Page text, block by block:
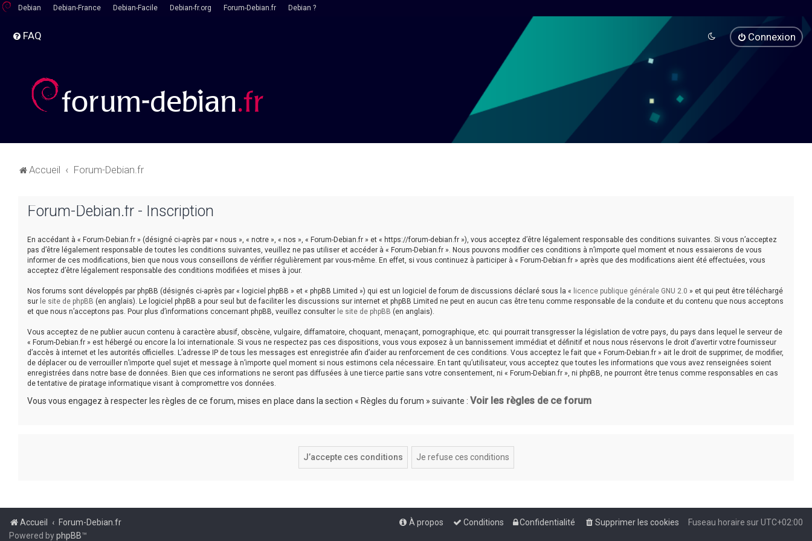
Debian Debian-France Debian-Facile Debian-fr.org Forum-Debian.fr Debian ?
FAQ Connexion
Accueil Forum-Debian.fr
Forum-Debian.fr - Inscription
En accédant à « Forum-Debian.fr » (désigné ci-après par « nous », « notre », « nos », « Forum-Debian.fr » et « https://forum-debian.fr »), vous acceptez d’être légalement responsable des conditions suivantes. Si vous n’acceptez
pas d’être légalement responsable de toutes les conditions suivantes, veuillez ne pas utiliser et accéder à « Forum-Debian.fr ». Nous pouvons modifier ces conditions à n’importe quel moment et nous essaierons de vous
informer de ces modifications, bien que nous vous conseillons de vérifier régulièrement par vous-même. En effet, si vous continuez à participer à « Forum-Debian.fr » après que des modifications aient été effectuées, vous
acceptez d’être légalement responsable des conditions modifiées et mises à jour.
Nos forums sont développés par phpBB (désignés ci-après par « logiciel phpBB » et « phpBB Limited ») qui est un logiciel de forum de discussions déclaré sous la « licence publique générale GNU 2.0 » et qui peut être téléchargé
sur le site de phpBB (en anglais). Le logiciel phpBB a pour seul but de faciliter les discussions sur internet et phpBB Limited ne peut en aucun cas être tenu comme responsable de la conduite et du contenu que nous acceptons
et que nous n’acceptons pas. Pour plus d’informations concernant phpBB, veuillez consulter le site de phpBB (en anglais).
Vous acceptez de ne publier aucun contenu à caractère abusif, obscène, vulgaire, diffamatoire, choquant, menaçant, pornographique, etc. qui pourrait transgresser la législation de votre pays, du pays dans lequel le serveur de
« Forum-Debian.fr » est hébergé ou encore la loi internationale. Si vous ne respectez pas ces dispositions, vous vous exposez à un bannissement immédiat et définitif et nous nous réservons le droit d’avertir votre fournisseur
d’accès à internet et les autorités officielles. L’adresse IP de tous les messages est enregistrée afin d’aider au renforcement de ces conditions. Vous acceptez le fait que « Forum-Debian.fr » ait le droit de supprimer, de modifier,
de déplacer ou de verrouiller n’importe quel sujet et message à n’importe quel moment si nous estimons cela nécessaire. En tant qu’utilisateur, vous acceptez que toutes les informations que vous avez renseignées soient
enregistrées dans notre base de données. Bien que ces informations ne seront pas diffusées à une tierce partie sans votre consentement, ni « Forum-Debian.fr », ni phpBB, ne pourront être tenus comme responsables en cas
de tentative de piratage informatique visant à compromettre vos données.
Vous vous engagez à respecter les règles de ce forum, mises en place dans la section « Règles du forum » suivante : Voir les règles de ce forum
Accueil Forum-Debian.fr Fuseau horaire surUTC+02:00
Supprimer les cookies
Confidentialité
Conditions
À propos
Powered byphpBB™